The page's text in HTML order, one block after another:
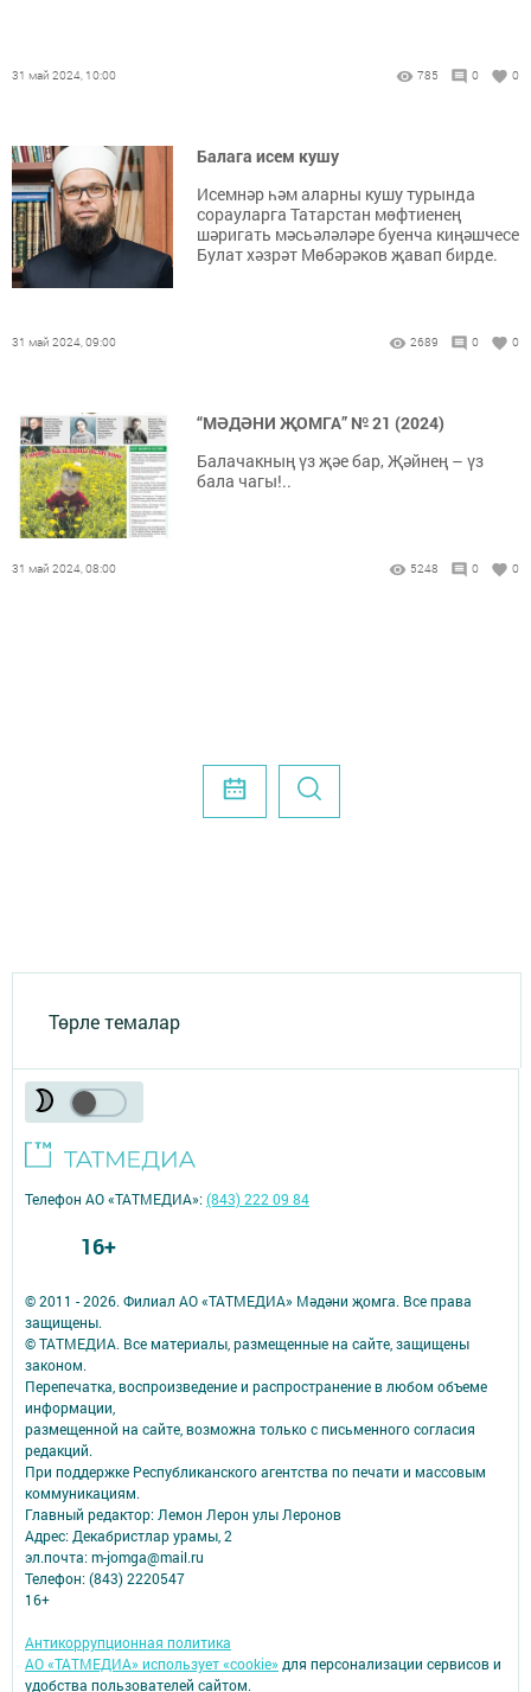
31 май 2024, 10:00 785 0 0
Балага исем кушу
Исемнәр һәм аларны кушу турында
сорауларга Татарстан мөфтиенең
шәригать мәсьәләләре буенча киңәшчесе
Булат хәзрәт Мөбәрәков җавап бирде.
31 май 2024, 09:00 2689 0 0
“МӘДӘНИ ҖОМГА” № 21 (2024)
Балачакның үз җәе бар, Җәйнең – үз
бала чагы!..
31 май 2024, 08:00 5248 0 0
Төрле темалар
© 2011 - 2026. Филиал АО «ТАТМЕДИА» Мәдәни җомга. Все права
защищены.
© ТАТМЕДИА. Все материалы, размещенные на сайте, защищены
законом.
Перепечатка, воспроизведение и распространение в любом объеме
информации,
размещенной на сайте, возможна только с письменного согласия
редакций.
При поддержке Республиканского агентства по печати и массовым
коммуникациям.
Главный редактор: Лемон Лерон улы Леронов
Адрес: Декабристлар урамы, 2
эл.почта: m-jomga@mail.ru
Телефон: (843) 2220547
16+
Антикоррупционная политика
АО «ТАТМЕДИА» использует «cookie»для персонализации сервисов и
удобства пользователей сайтом.
Телефон АО «ТАТМЕДИА»:(843) 222 09 84
16+